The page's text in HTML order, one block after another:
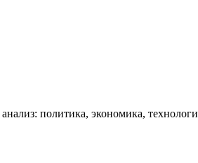
политика, экономика,